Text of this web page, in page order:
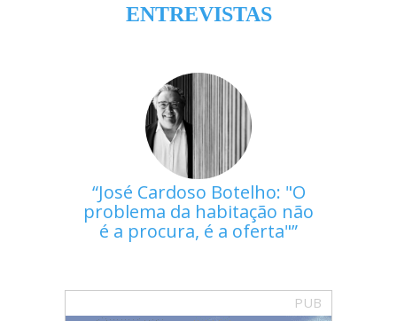
ENTREVISTAS
José Cardoso Botelho: "O
problema da habitação não
é a procura, é a oferta"
PUB